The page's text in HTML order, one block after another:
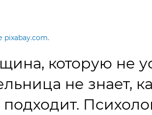
pixabay.com.
которую не
не знает,